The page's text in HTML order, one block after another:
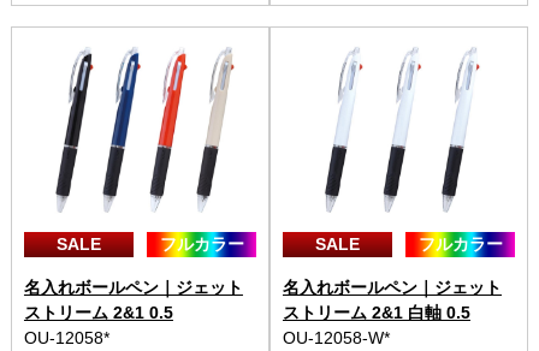
SALE フルカラー
名入れボールペン｜ジェット
ストリーム 2&1 0.5
OU-12058*
SALE フルカラー
名入れボールペン｜ジェット
ストリーム 2&1 白軸 0.5
OU-12058-W*